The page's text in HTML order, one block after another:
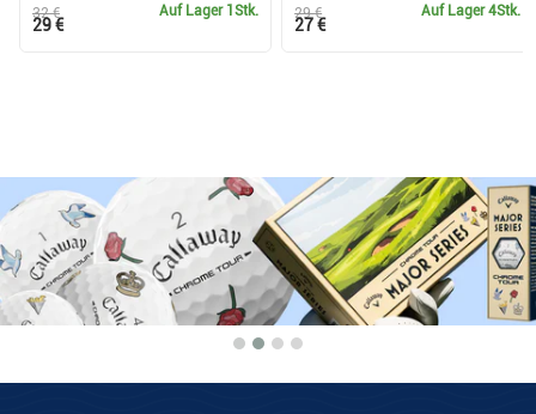
Auf Lager 1Stk.
32 €
29 €
Auf Lager4Stk.
29 €
27 €